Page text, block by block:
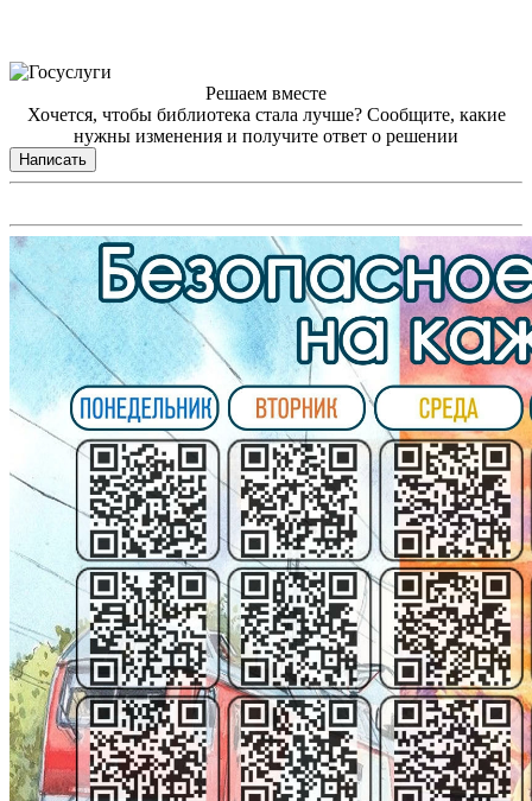
Решаем вместе
Хочется, чтобы библиотека стала лучше? Сообщите, какие
нужны изменения и получите ответ о решении
Написать